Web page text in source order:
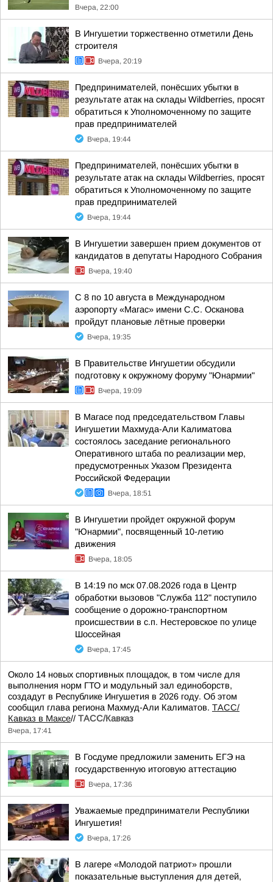
Вчера, 22:00
В Ингушетии торжественно отметили День
строителя
Вчера, 20:19
Предпринимателей, понёсших убытки в
результате атак на склады Wildberries, просят
обратиться к Уполномоченному по защите
прав предпринимателей
Вчера, 19:44
Предпринимателей, понёсших убытки в
результате атак на склады Wildberries, просят
обратиться к Уполномоченному по защите
прав предпринимателей
Вчера, 19:44
В Ингушетии завершен прием документов от
кандидатов в депутаты Народного Собрания
Вчера, 19:40
С 8 по 10 августа в Международном
аэропорту «Магас» имени С.С. Осканова
пройдут плановые лётные проверки
Вчера, 19:35
В Правительстве Ингушетии обсудили
подготовку к окружному форуму "Юнармии"
Вчера, 19:09
В Магасе под председательством Главы
Ингушетии Махмуда-Али Калиматова
состоялось заседание регионального
Оперативного штаба по реализации мер,
предусмотренных Указом Президента
Российской Федерации
Вчера, 18:51
В Ингушетии пройдет окружной форум
"Юнармии", посвященный 10-летию
движения
Вчера, 18:05
В 14:19 по мск 07.08.2026 года в Центр
обработки вызовов "Служба 112" поступило
сообщение о дорожно-транспортном
происшествии в с.п. Нестеровское по улице
Шоссейная
Вчера, 17:45
Около 14 новых спортивных площадок, в том числе для
выполнения норм ГТО и модульный зал единоборств,
создадут в Республике Ингушетия в 2026 году. Об этом
сообщил глава региона Махмуд-Али Калиматов. ТАСС/
Кавказ в Максе// ТАСС/Кавказ
Вчера, 17:41
В Госдуме предложили заменить ЕГЭ на
государственную итоговую аттестацию
Вчера, 17:36
Уважаемые предприниматели Республики
Ингушетия!
Вчера, 17:26
В лагере «Молодой патриот» прошли
показательные выступления для детей,